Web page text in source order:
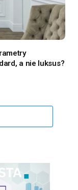
a nie luksus?